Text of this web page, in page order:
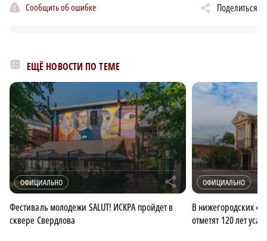
Сообщить об ошибке Поделиться
ЕЩЁ НОВОСТИ ПО ТЕМЕ
ОФИЦИАЛЬНО r
Фестиваль молодежи SALUT! ИСКРА пройдет в
сквере Свердлова
ОФИЦИАЛЬНО
В нижегородских
отметят 120 лет